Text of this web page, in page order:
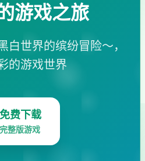
游戏之旅
白世界的缤纷冒险～，
的游戏世界
免费下载
完整版游戏